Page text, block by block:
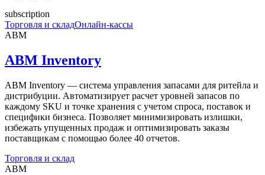
subscription
Торговля и складОнлайн-кассы
ABM
ABM Inventory
ABM Inventory — система управления запасами для ритейла и
дистрибуции. Автоматизирует расчет уровней запасов по
каждому SKU и точке хранения с учетом спроса, поставок и
специфики бизнеса. Позволяет минимизировать излишки,
избежать упущенных продаж и оптимизировать заказы
поставщикам с помощью более 40 отчетов.
Торговля и склад
ABM